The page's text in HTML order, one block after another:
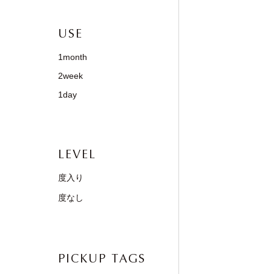
USE
1month
2week
1day
LEVEL
度入り
度なし
PICKUP TAGS